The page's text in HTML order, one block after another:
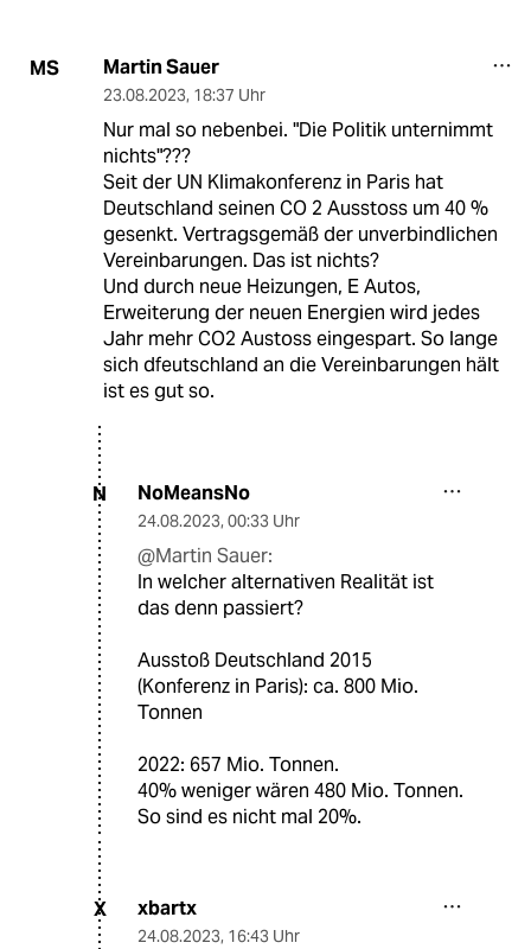
MS Martin Sauer
23.08.2023, 18:37 Uhr
Nur mal so nebenbei. "Die Politik unternimmt
nichts"???
Seit der UN Klimakonferenz in Paris hat
Deutschland seinen CO 2 Ausstoss um 40 %
gesenkt. Vertragsgemäß der unverbindlichen
Vereinbarungen. Das ist nichts?
Und durch neue Heizungen, E Autos,
Erweiterung der neuen Energien wird jedes
Jahr mehr CO2 Austoss eingespart. So lange
sich dfeutschland an die Vereinbarungen hält
ist es gut so.
N NoMeansNo
24.08.2023, 00:33 Uhr
@Martin Sauer:
In welcher alternativen Realität ist
das denn passiert?
Ausstoß Deutschland 2015
(Konferenz in Paris): ca. 800 Mio.
Tonnen
2022: 657 Mio. Tonnen.
40% weniger wären 480 Mio. Tonnen.
So sind es nicht mal 20%.
X xbartx
24.08.2023, 16:43 Uhr